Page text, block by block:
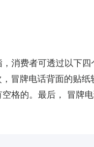
消费者可透过以下四
冒牌电话背面的贴
格的。最后， 冒牌